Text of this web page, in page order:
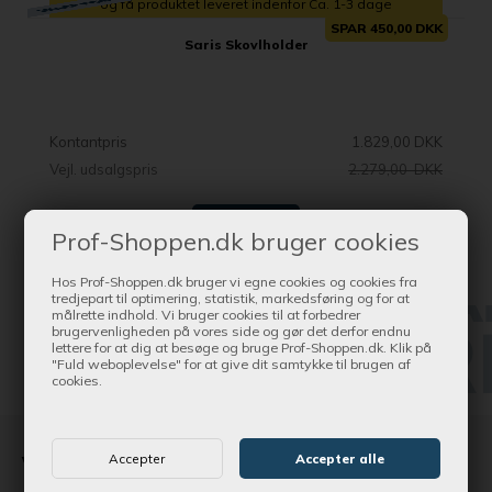
Prof-Shoppen.dk bruger cookies
Hos Prof-Shoppen.dk bruger vi egne cookies og cookies fra
tredjepart til optimering, statistik, markedsføring og for at
målrette indhold. Vi bruger cookies til at forbedrer
brugervenligheden på vores side og gør det derfor endnu
lettere for at dig at besøge og bruge Prof-Shoppen.dk. Klik på
"Fuld weboplevelse" for at give dit samtykke til brugen af
cookies.
SPAR 450,00 DKK
og få produktet leveret indenfor Ca. 1-3 dage
Saris Skovlholder
Kontantpris
1.829,00 DKK
Vejl. udsalgspris
2.279,00 DKK
Vi har altid en afdeling nær